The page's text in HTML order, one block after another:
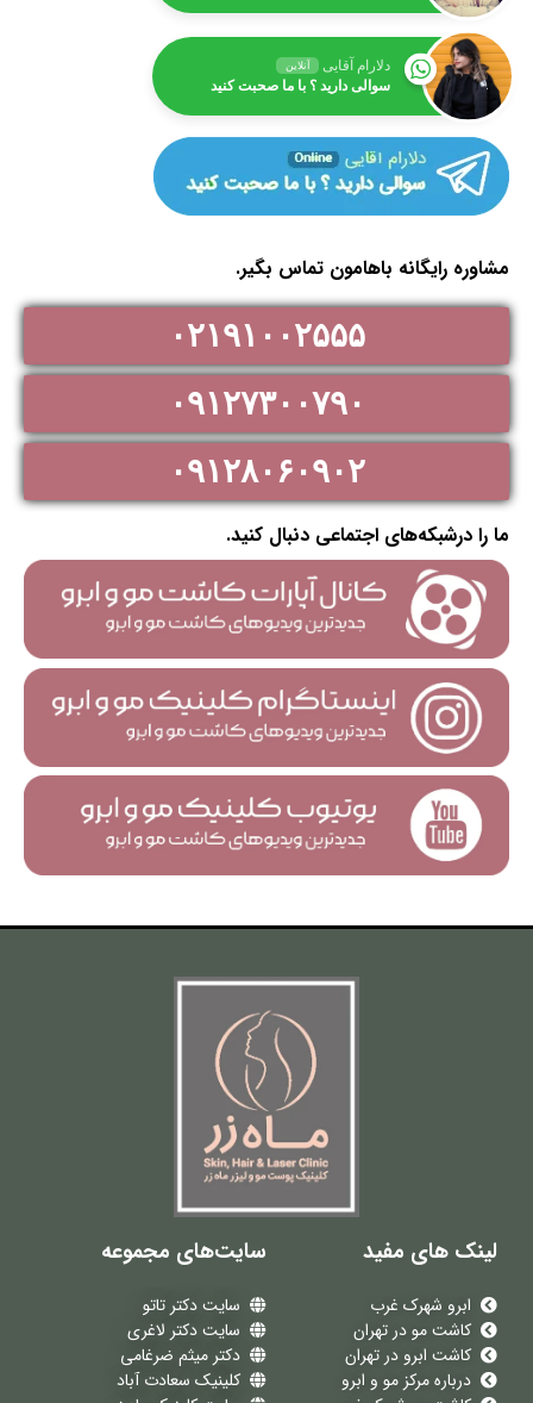
دلارام آقایی آنلاین
سوالی دارید ؟ با ما صحبت کنید
مشاوره رایگانه باهامون تماس بگیر.
۰۲۱۹۱۰۰۲۵۵۵
۰۹۱۲۷۳۰۰۷۹۰
۰۹۱۲۸۰۶۰۹۰۲
ما را درشبکه‌های اجتماعی دنبال کنید.
لینک های مفید
ابرو شهرک غرب
کاشت مو در تهران
کاشت ابرو در تهران
درباره مرکز مو و ابرو
سایت‌های مجموعه
سایت دکتر تاتو
سایت دکتر لاغری
دکتر میثم ضرغامی
کلینیک سعادت آباد